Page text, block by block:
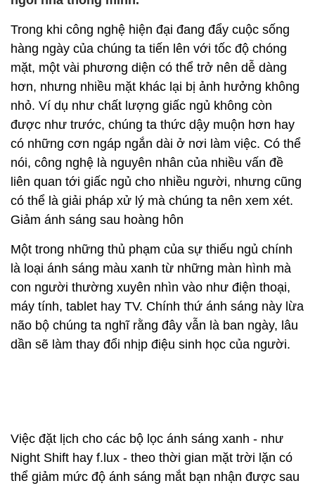
Trong khi công nghệ hiện đại đang đẩy cuộc sống
hàng ngày của chúng ta tiến lên với tốc độ chóng
mặt, một vài phương diện có thể trở nên dễ dàng
hơn, nhưng nhiều mặt khác lại bị ảnh hưởng không
nhỏ. Ví dụ như chất lượng giấc ngủ không còn
được như trước, chúng ta thức dậy muộn hơn hay
có những cơn ngáp ngắn dài ở nơi làm việc. Có thể
nói, công nghệ là nguyên nhân của nhiều vấn đề
liên quan tới giấc ngủ cho nhiều người, nhưng cũng
có thể là giải pháp xử lý mà chúng ta nên xem xét.
Giảm ánh sáng sau hoàng hôn
Một trong những thủ phạm của sự thiếu ngủ chính
là loại ánh sáng màu xanh từ những màn hình mà
con người thường xuyên nhìn vào như điện thoại,
máy tính, tablet hay TV. Chính thứ ánh sáng này lừa
não bộ chúng ta nghĩ rằng đây vẫn là ban ngày, lâu
dần sẽ làm thay đổi nhịp điệu sinh học của người.
Việc đặt lịch cho các bộ lọc ánh sáng xanh - như
Night Shift hay f.lux - theo thời gian mặt trời lặn có
thể giảm mức độ ánh sáng mắt bạn nhận được sau